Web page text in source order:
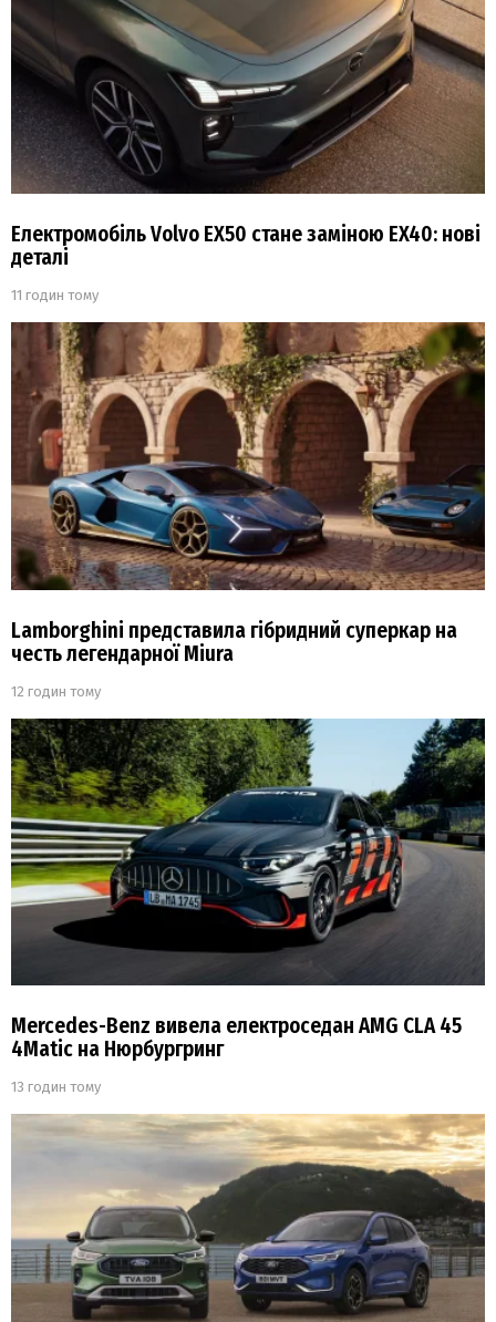
Електромобіль Volvo EX50 стане заміною EX40: нові
деталі
11 годин тому
Lamborghini представила гібридний суперкар на
честь легендарної Miura
12 годин тому
Mercedes-Benz вивела електроседан AMG CLA 45
4Matic на Нюрбургринг
13 годин тому